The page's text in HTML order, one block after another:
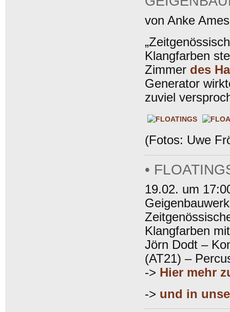
von Anke
Klangfarben
Zimmer des
Generator
zuviel
(Fotos: Uwe
•
19.02. um
Klangfarben mit
Jörn Dodt –
(AT21) –
-> Hier mehr
-> und in